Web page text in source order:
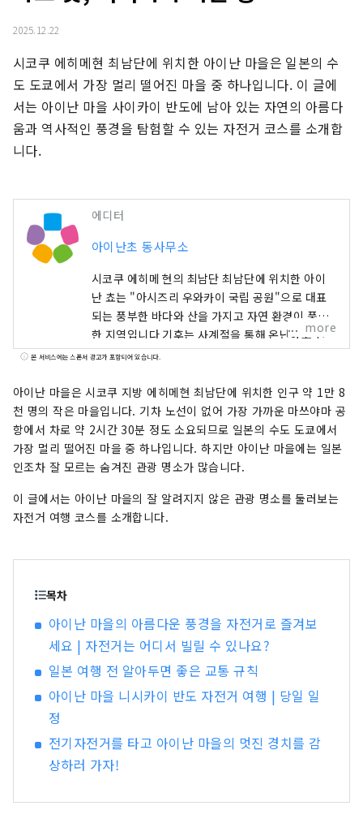
2025.12.22
시코쿠 에히메현 최남단에 위치한 아이난 마을은 일본의 수
도 도쿄에서 가장 멀리 떨어진 마을 중 하나입니다. 이 글에
서는 아이난 마을 사이카이 반도에 남아 있는 자연의 아름다
움과 역사적인 풍경을 탐험할 수 있는 자전거 코스를 소개합
니다.
에디터
아이난초 동사무소
시코쿠 에히메 현의 최남단 최남단에 위치한 아이
난 쵸는 "아시즈리 우와카이 국립 공원"으로 대표
되는 풍부한 바다와 산을 가지고 자연 환경이 풍부
한 지역입니다 기후는 사계절을 통해 온난하고 산
호와 열대어 등을 볼 수도 있습니다.
more
본 서비스에는 스폰서 광고가 포함되어 있습니다.
아이난 마을은 시코쿠 지방 에히메현 최남단에 위치한 인구 약 1만 8
천 명의 작은 마을입니다. 기차 노선이 없어 가장 가까운 마쓰야마 공
항에서 차로 약 2시간 30분 정도 소요되므로 일본의 수도 도쿄에서
가장 멀리 떨어진 마을 중 하나입니다. 하지만 아이난 마을에는 일본
인조차 잘 모르는 숨겨진 관광 명소가 많습니다.
이 글에서는 아이난 마을의 잘 알려지지 않은 관광 명소를 둘러보는
자전거 여행 코스를 소개합니다.
목차
아이난 마을의 아름다운 풍경을 자전거로 즐겨보
세요 | 자전거는 어디서 빌릴 수 있나요?
일본 여행 전 알아두면 좋은 교통 규칙
아이난 마을 니시카이 반도 자전거 여행 | 당일 일
정
전기자전거를 타고 아이난 마을의 멋진 경치를 감
상하러 가자!